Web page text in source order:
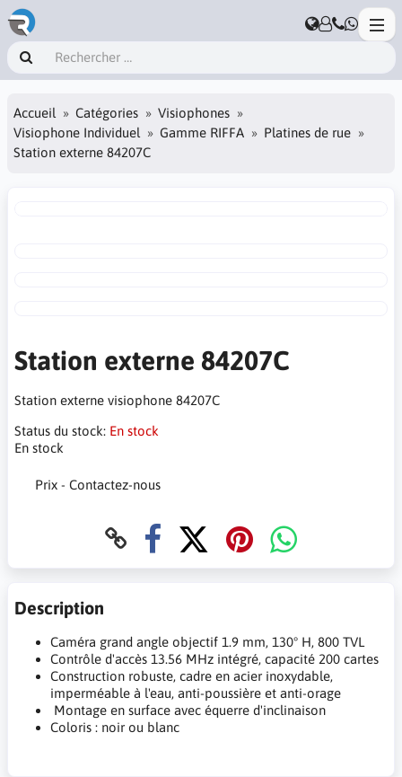
Accueil Catégories
Visiophones
Visiophone Individuel
Gamme RIFFA
Platines de rue
Station externe 84207C
Station externe 84207C
Station externe visiophone 84207C
Status du stock: En stock
En stock
Prix - Contactez-nous
Description
Caméra grand angle objectif 1.9 mm, 130° H, 800 TVL
Contrôle d'accès 13.56 MHz intégré, capacité 200 cartes
Construction robuste, cadre en acier inoxydable,
imperméable à l'eau, anti-poussière et anti-orage
Montage en surface avec équerre d'inclinaison
Coloris : noir ou blanc